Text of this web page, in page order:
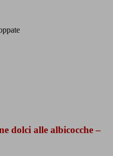
dolci alle albicocche –